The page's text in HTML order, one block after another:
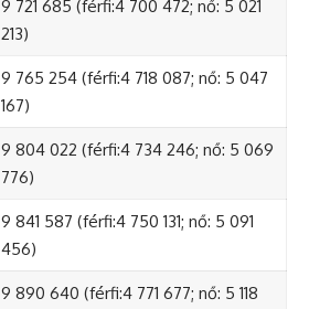
9 721 685 (férfi:4 700 472; nő: 5 021
213)
9 765 254 (férfi:4 718 087; nő: 5 047
167)
9 804 022 (férfi:4 734 246; nő: 5 069
776)
9 841 587 (férfi:4 750 131; nő: 5 091
456)
9 890 640 (férfi:4 771 677; nő: 5 118